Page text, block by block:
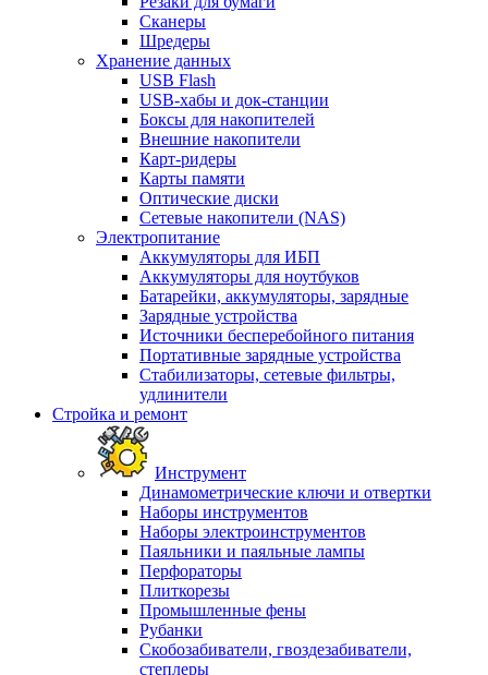
Сканеры
Шредеры
Хранение данных
USB Flash
USB-хабы и док-станции
Боксы для накопителей
Внешние накопители
Карт-ридеры
Карты памяти
Оптические диски
Сетевые накопители (NAS)
Электропитание
Аккумуляторы для ИБП
Аккумуляторы для ноутбуков
Батарейки, аккумуляторы, зарядные
Зарядные устройства
Источники бесперебойного питания
Портативные зарядные устройства
Стабилизаторы, сетевые фильтры,
удлинители
Стройка и ремонт
Инструмент
Динамометрические ключи и отвертки
Наборы инструментов
Наборы электроинструментов
Паяльники и паяльные лампы
Перфораторы
Плиткорезы
Промышленные фены
Рубанки
Скобозабиватели, гвоздезабиватели,
степлеры